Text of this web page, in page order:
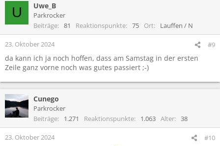
i
n
e
n
:
U Uwe_B
Parkrocker
Beiträge
81 Reaktionspunkte 75 Ort Lauffen / N
23. Oktober 2024 #9
da kann ich ja noch hoffen, dass am Samstag in der ersten
Zeile ganz vorne noch was gutes passiert ;-)
Cunego
Parkrocker
Beiträge
1.271 Reaktionspunkte 1.063 Alter 38
23. Oktober 2024 #10